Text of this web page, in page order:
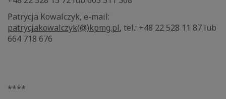
Patrycja Kowalczyk, e-mail:
patrycjakowalczyk(@)kpmg.pl, tel.: +48 22 528 11 87 lub
664 718 676
****